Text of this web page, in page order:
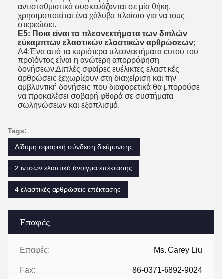
Επαφές
Επαφές: Ms. Carey Liu
Fax: 86-0371-6892-9024
αντισταθμιστικά συσκευάζονται σε μία θήκη,
χρησιμοποιείται ένα χάλυβα πλαίσιο για να τους
στερεώσει.
Ε5: Ποια είναι τα πλεονεκτήματα των διπλών
εύκαμπτων ελαστικών ελαστικών αρθρώσεων;
Α4:Ένα από τα κυριότερα πλεονεκτήματα αυτού του
προϊόντος είναι η ανώτερη απορρόφηση
δονήσεων.Διπλές σφαίρες ευέλικτες ελαστικές
αρθρώσεις ξεχωρίζουν στη διαχείριση και την
αμβλυντική δονήσεις που διαφορετικά θα μπορούσε
να προκαλέσει σοβαρή φθορά σε συστήματα
σωληνώσεων και εξοπλισμό.
Tags:
Δίδυμη σφαιρική σύνδεση διεύρυνσης
2 ιντσών ελαστικό άνοιγμα επέκτασης
4 ελαστικές αρθρώσεις επέκτασης